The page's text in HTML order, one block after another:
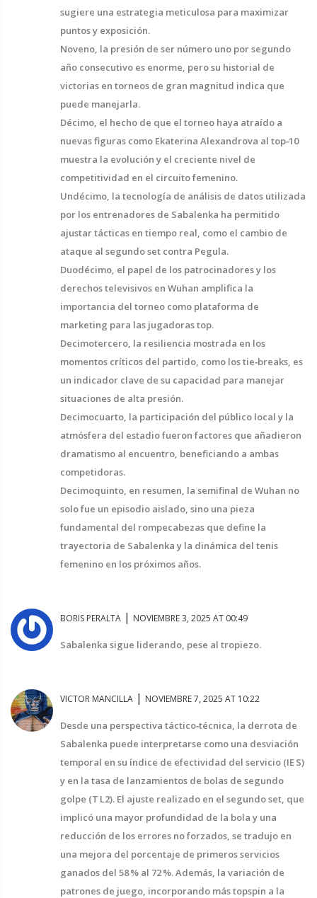
sugiere una estrategia meticulosa para maximizar
puntos y exposición.
Noveno, la presión de ser número uno por segundo
año consecutivo es enorme, pero su historial de
victorias en torneos de gran magnitud indica que
puede manejarla.
Décimo, el hecho de que el torneo haya atraído a
nuevas figuras como Ekaterina Alexandrova al top‑10
muestra la evolución y el creciente nivel de
competitividad en el circuito femenino.
Undécimo, la tecnología de análisis de datos utilizada
por los entrenadores de Sabalenka ha permitido
ajustar tácticas en tiempo real, como el cambio de
ataque al segundo set contra Pegula.
Duodécimo, el papel de los patrocinadores y los
derechos televisivos en Wuhan amplifica la
importancia del torneo como plataforma de
marketing para las jugadoras top.
Decimotercero, la resiliencia mostrada en los
momentos críticos del partido, como los tie‑breaks, es
un indicador clave de su capacidad para manejar
situaciones de alta presión.
Decimocuarto, la participación del público local y la
atmósfera del estadio fueron factores que añadieron
dramatismo al encuentro, beneficiando a ambas
competidoras.
Decimoquinto, en resumen, la semifinal de Wuhan no
solo fue un episodio aislado, sino una pieza
fundamental del rompecabezas que define la
trayectoria de Sabalenka y la dinámica del tenis
femenino en los próximos años.
BORIS PERALTA | NOVIEMBRE 3, 2025 AT 00:49
Sabalenka sigue liderando, pese al tropiezo.
VICTOR MANCILLA | NOVIEMBRE 7, 2025 AT 10:22
Desde una perspectiva táctico‑técnica, la derrota de
Sabalenka puede interpretarse como una desviación
temporal en su índice de efectividad del servicio (IE S)
y en la tasa de lanzamientos de bolas de segundo
golpe (T L2). El ajuste realizado en el segundo set, que
implicó una mayor profundidad de la bola y una
reducción de los errores no forzados, se tradujo en
una mejora del porcentaje de primeros servicios
ganados del 58 % al 72 %. Además, la variación de
patrones de juego, incorporando más topspin a la